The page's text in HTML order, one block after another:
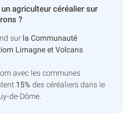
agriculteur céréalier sur
?
sur la Communauté
Limagne et Volcans
avec les communes
15% des céréaliers dans le
de-Dôme.